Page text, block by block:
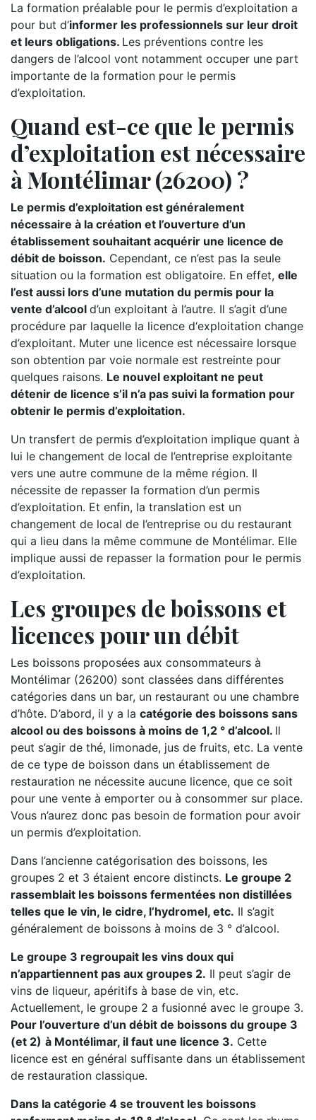
La formation préalable pour le permis d’exploitation a
pour but d’informer les professionnels sur leur droit
et leurs obligations. Les préventions contre les
dangers de l’alcool vont notamment occuper une part
importante de la formation pour le permis
d’exploitation.
Quand est-ce que le permis
d’exploitation est nécessaire
à Montélimar (26200) ?
Le permis d’exploitation est généralement
nécessaire à la création et l’ouverture d’un
établissement souhaitant acquérir une licence de
débit de boisson. Cependant, ce n’est pas la seule
situation ou la formation est obligatoire. En effet, elle
l’est aussi lors d’une mutation du permis pour la
vente d’alcool d’un exploitant à l’autre. Il s’agit d’une
procédure par laquelle la licence d‘exploitation change
d’exploitant. Muter une licence est nécessaire lorsque
son obtention par voie normale est restreinte pour
quelques raisons. Le nouvel exploitant ne peut
détenir de licence s’il n’a pas suivi la formation pour
obtenir le permis d’exploitation.
Un transfert de permis d’exploitation implique quant à
lui le changement de local de l’entreprise exploitante
vers une autre commune de la même région. Il
nécessite de repasser la formation d’un permis
d’exploitation. Et enfin, la translation est un
changement de local de l’entreprise ou du restaurant
qui a lieu dans la même commune de Montélimar. Elle
implique aussi de repasser la formation pour le permis
d’exploitation.
Les groupes de boissons et
licences pour un débit
Les boissons proposées aux consommateurs à
Montélimar (26200) sont classées dans différentes
catégories dans un bar, un restaurant ou une chambre
d’hôte. D’abord, il y a la catégorie des boissons sans
alcool ou des boissons à moins de 1,2 ° d’alcool. Il
peut s’agir de thé, limonade, jus de fruits, etc. La vente
de ce type de boisson dans un établissement de
restauration ne nécessite aucune licence, que ce soit
pour une vente à emporter ou à consommer sur place.
Vous n’aurez donc pas besoin de formation pour avoir
un permis d’exploitation.
Dans l’ancienne catégorisation des boissons, les
groupes 2 et 3 étaient encore distincts. Le groupe 2
rassemblait les boissons fermentées non distillées
telles que le vin, le cidre, l’hydromel, etc. Il s’agit
généralement de boissons à moins de 3 ° d’alcool.
Le groupe 3 regroupait les vins doux qui
n’appartiennent pas aux groupes 2. Il peut s’agir de
vins de liqueur, apéritifs à base de vin, etc.
Actuellement, le groupe 2 a fusionné avec le groupe 3.
Pour l’ouverture d’un débit de boissons du groupe 3
(et 2) à Montélimar, il faut une licence 3. Cette
licence est en général suffisante dans un établissement
de restauration classique.
Dans la catégorie 4 se trouvent les boissons